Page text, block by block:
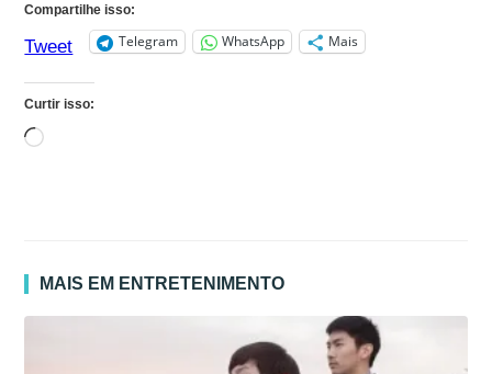
Compartilhe isso:
Tweet Telegram WhatsApp Mais
Curtir isso:
Carregando...
MAIS EM ENTRETENIMENTO